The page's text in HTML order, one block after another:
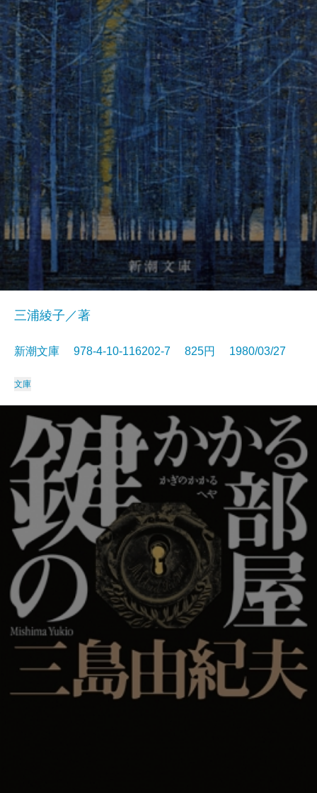
三浦綾子／著
新潮文庫 978-4-10-116202-7 825円 1980/03/27
文庫